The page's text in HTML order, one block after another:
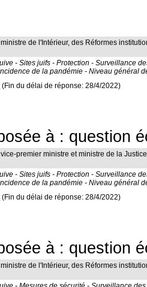
ministre de l'Intérieur, des Réformes
- Sites juifs - Protection - Surveillance
de la pandémie - Niveau général
(Fin du délai de réponse: 28/4/2022)
à : question
vice-premier ministre et ministre de la
- Sites juifs - Protection - Surveillance
de la pandémie - Niveau général
(Fin du délai de réponse: 28/4/2022)
à : question
ministre de l'Intérieur, des Réformes